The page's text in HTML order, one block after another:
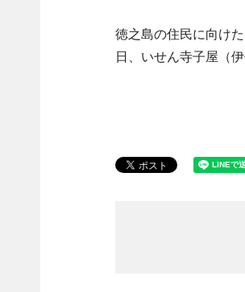
徳之島の住民に向け
日、いせん寺子屋（